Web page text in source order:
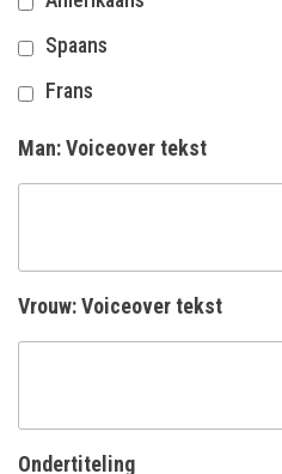
Spaans
Frans
Man: Voiceover tekst
Vrouw: Voiceover tekst
Ondertiteling